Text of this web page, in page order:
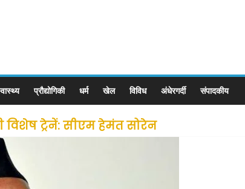
प्रौद्योगिकी धर्म खेल विविध अंधेरगर्दी संपादकीय
विशेष ट्रेनें: सीएम हेमंत सोरेन
जल्द होगी घर वापसी
बाद लोगो ने कराया पंजीयन: राजस्थान सरकार
में खोलने की मिली इजाजत: गृह मंत्रालय